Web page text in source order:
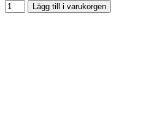
Lägg till i varukorgen